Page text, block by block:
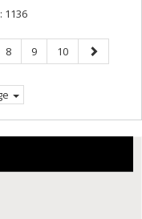
1136
Page
8 Page
9 Page
10
Page
suivante